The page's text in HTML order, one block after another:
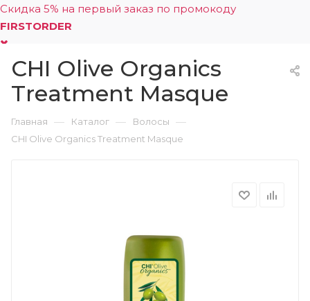
Скидка 5% на первый заказ по промокоду
FIRSTORDER
0
CHI Olive Organics
Treatment Masque
Главная — Каталог — Волосы —
CHI Olive Organics Treatment Masque